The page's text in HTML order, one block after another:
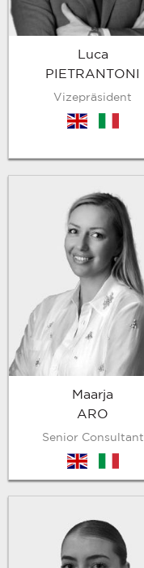
Luca
PIETRANTONI
Vizepräsident
en
Maarja
ARO
Senior Consultant
en